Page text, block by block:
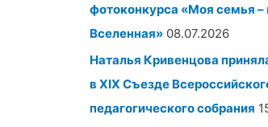
фотоконкурса «Моя семья –
Вселенная» 08.07.2026
Наталья Кривенцова
в XIX Съезде
педагогического собрания